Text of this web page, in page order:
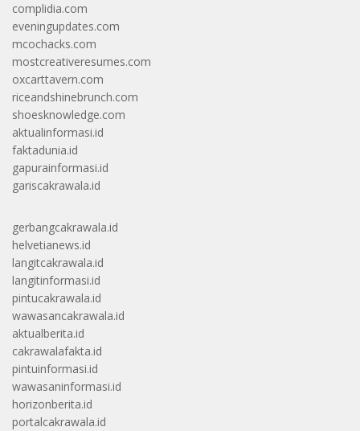
complidia.com
eveningupdates.com
mcochacks.com
mostcreativeresumes.com
oxcarttavern.com
riceandshinebrunch.com
shoesknowledge.com
aktualinformasi.id
faktadunia.id
gapurainformasi.id
gariscakrawala.id
gerbangcakrawala.id
helvetianews.id
langitcakrawala.id
langitinformasi.id
pintucakrawala.id
wawasancakrawala.id
aktualberita.id
cakrawalafakta.id
pintuinformasi.id
wawasaninformasi.id
horizonberita.id
portalcakrawala.id